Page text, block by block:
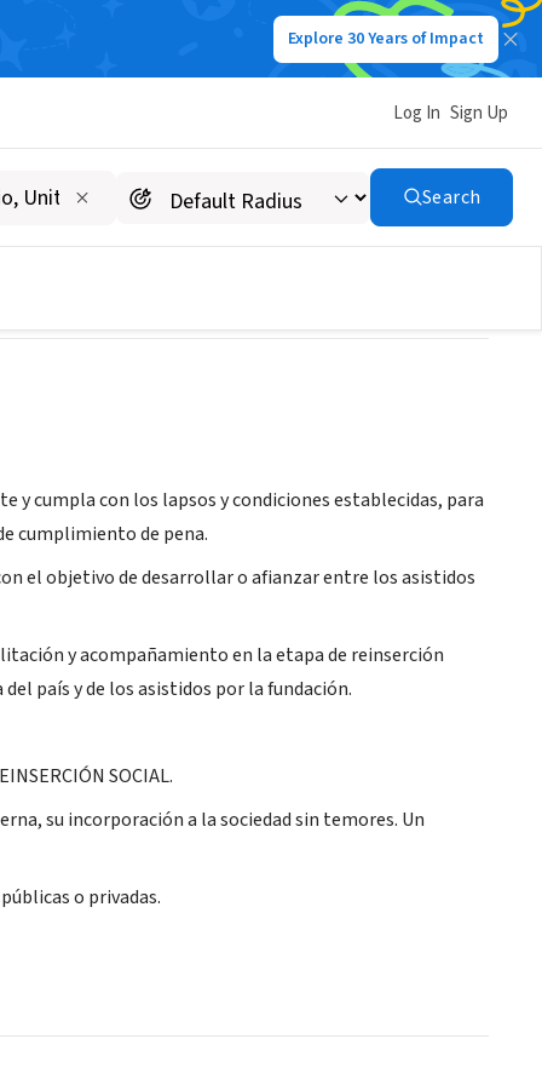
Explore 30 Years of Impact
Log In Sign Up
Search
y cumpla con los lapsos y condiciones establecidas, para
cumplimiento de pena.
el objetivo de desarrollar o afianzar entre los asistidos
y acompañamiento en la etapa de reinserción
país y de los asistidos por la fundación.
SOCIAL.
su incorporación a la sociedad sin temores. Un
o privadas.